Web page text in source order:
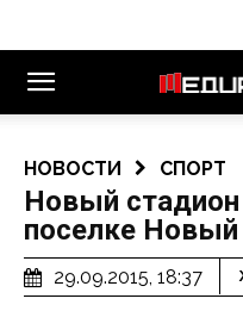
НОВОСТИ СПОРТ
Новый
поселке Новый
29.09.2015, 18:37